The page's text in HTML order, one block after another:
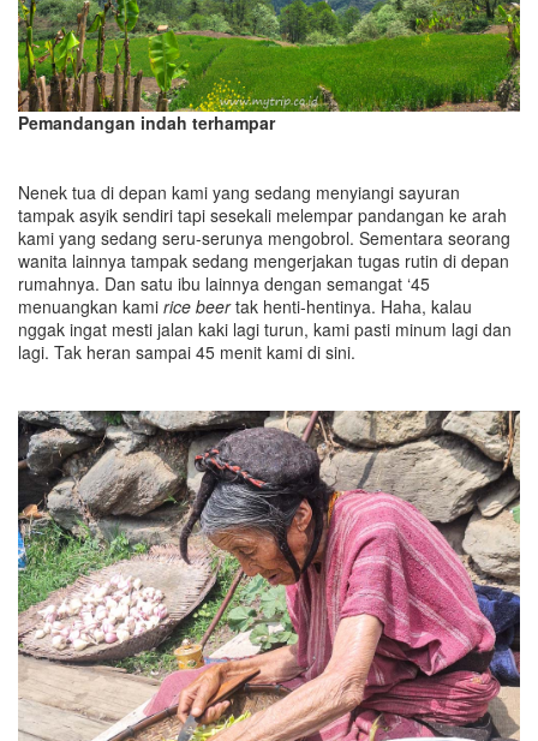
Pemandangan indah terhampar
Nenek tua di depan kami yang sedang menyiangi sayuran
tampak asyik sendiri tapi sesekali melempar pandangan ke arah
kami yang sedang seru-serunya mengobrol. Sementara seorang
wanita lainnya tampak sedang mengerjakan tugas rutin di depan
rumahnya. Dan satu ibu lainnya dengan semangat ‘45
menuangkan kami rice beertak henti-hentinya. Haha, kalau
nggak ingat mesti jalan kaki lagi turun, kami pasti minum lagi dan
lagi. Tak heran sampai 45 menit kami di sini.